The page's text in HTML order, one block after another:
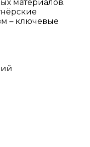
материалов.
– ключевые